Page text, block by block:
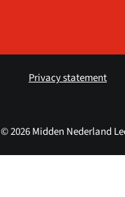
© 2026 Midden Nederland
Privacy statement